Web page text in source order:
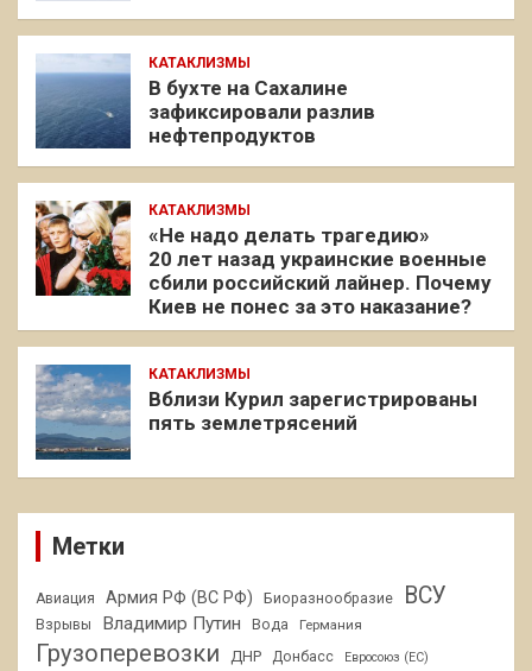
КАТАКЛИЗМЫ
В бухте на Сахалине
зафиксировали разлив
нефтепродуктов
КАТАКЛИЗМЫ
«Не надо делать трагедию»
20 лет назад украинские военные
сбили российский лайнер. Почему
Киев не понес за это наказание?
КАТАКЛИЗМЫ
Вблизи Курил зарегистрированы
пять землетрясений
Метки
Авиация Армия РФ (ВС РФ) Биоразнообразие ВСУ
Взрывы Владимир Путин Вода Германия
Грузоперевозки ДНР Донбасс Евросоюз (ЕС)